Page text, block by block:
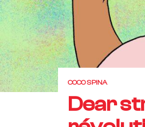
COCO SPINA
Dear